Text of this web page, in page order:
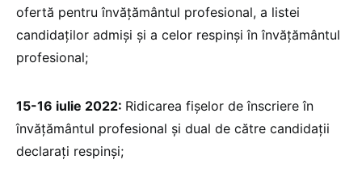
ofertă pentru învățământul profesional, a listei
candidaților admiși și a celor respinși în învățământul
profesional;
15-16 iulie 2022: Ridicarea fișelor de înscriere în
învățământul profesional și dual de către candidații
declarați respinși;